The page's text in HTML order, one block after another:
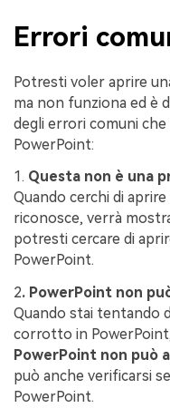
Errori
Potresti voler aprire
ma non funziona ed è
degli errori comuni
PowerPoint:
1. Questa non è una
Quando cerchi di
riconosce, verrà
potresti cercare di
PowerPoint.
2. PowerPoint non
Quando stai tentando
corrotto in
PowerPoint non può
può anche verificarsi
PowerPoint.